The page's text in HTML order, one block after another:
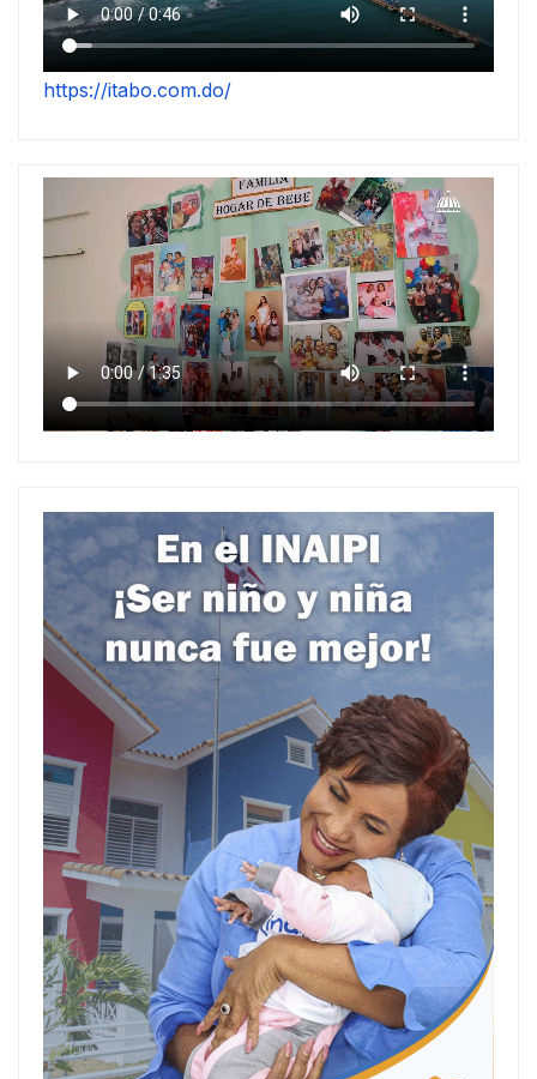
https://itabo.com.do/